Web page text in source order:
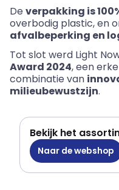
De verpakking is
overbodig plastic,en
afvalbeperking en
Tot slot werd Light
Award 2024,een
combinatie van
milieubewustzijn.
Bekijk het
Naar de webshop